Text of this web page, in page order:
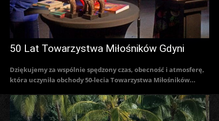
50 Lat Towarzystwa Miłośników Gdyni
Dziękujemy za wspólnie spędzony czas, obecność i atmosferę,
która uczyniła obchody 50-lecia Towarzystwa Miłośników...